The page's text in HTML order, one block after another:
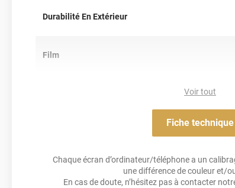
Durabilité En Extérieur
Film
Résistance À L'humidité
Voir tout
Fiche technique
Chaque écran d’ordinateur/téléphone a un
une différence de couleur et/
En cas de doute, n’hésitez pas à contacter